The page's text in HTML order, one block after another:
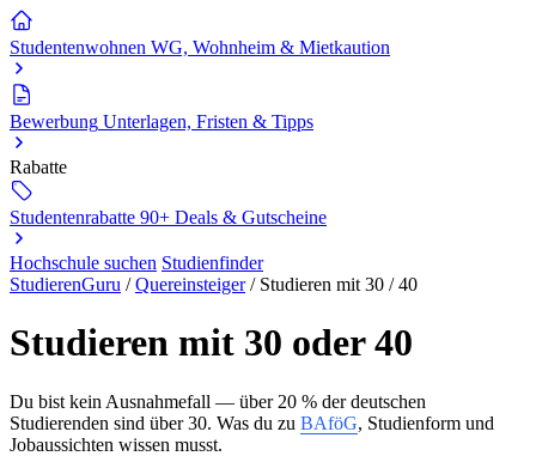
Studentenwohnen WG, Wohnheim & Mietkaution
Bewerbung Unterlagen, Fristen & Tipps
Rabatte
Studentenrabatte 90+ Deals & Gutscheine
Hochschule suchen Studienfinder
StudierenGuru / Quereinsteiger /Studieren mit 30 / 40
Studieren mit 30 oder 40
Du bist kein Ausnahmefall — über 20 % der deutschen
Studierenden sind über 30. Was du zu BAföG, Studienform und
Jobaussichten wissen musst.